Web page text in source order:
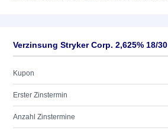
Verzinsung Stryker Corp. 2,625% 18/30
Kupon
Erster Zinstermin
Anzahl Zinstermine